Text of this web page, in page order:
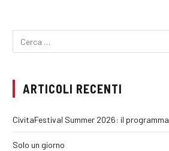
ARTICOLI RECENTI
CivitaFestival Summer 2026: il programma
Solo un giorno